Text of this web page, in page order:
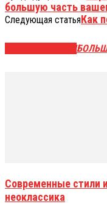
большую часть
Следующая статьяКак
Современные стили
неоклассика